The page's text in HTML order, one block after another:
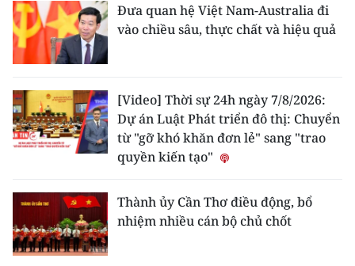
Đưa quan hệ Việt Nam-Australia đi
vào chiều sâu, thực chất và hiệu quả
[Video] Thời sự 24h ngày 7/8/2026:
Dự án Luật Phát triển đô thị: Chuyển
từ "gỡ khó khăn đơn lẻ" sang "trao
quyền kiến tạo"
Thành ủy Cần Thơ điều động, bổ
nhiệm nhiều cán bộ chủ chốt